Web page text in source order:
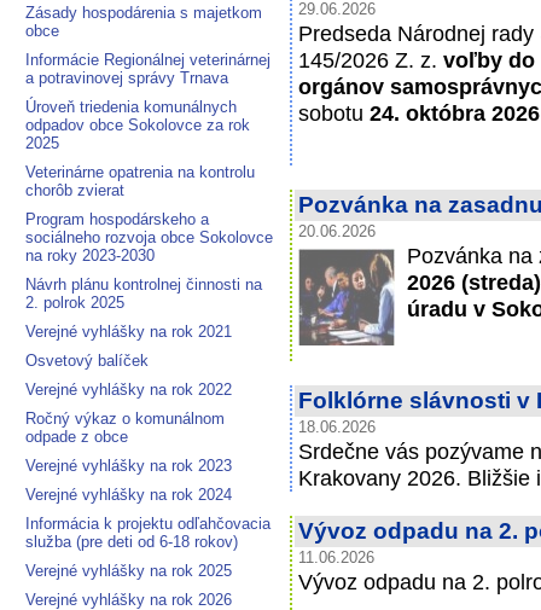
Zásady hospodárenia s majetkom
obce
Informácie Regionálnej veterinárnej
a potravinovej správy Trnava
Úroveň triedenia komunálnych
odpadov obce Sokolovce za rok
2025
Veterinárne opatrenia na kontrolu
chorôb zvierat
Program hospodárskeho a
sociálneho rozvoja obce Sokolovce
na roky 2023-2030
Návrh plánu kontrolnej činnosti na
2. polrok 2025
Verejné vyhlášky na rok 2021
Osvetový balíček
Verejné vyhlášky na rok 2022
Ročný výkaz o komunálnom
odpade z obce
Verejné vyhlášky na rok 2023
Verejné vyhlášky na rok 2024
Informácia k projektu odľahčovacia
služba (pre deti od 6-18 rokov)
Verejné vyhlášky na rok 2025
Verejné vyhlášky na rok 2026
29.06.2026
Predseda Národnej
145/2026 Z. z. voľby do
orgánov
sobotu 24. októbra 2026
Pozvánka na
20.06.2026
Pozvánka
2026
úradu v
Folklórne slávnosti v
18.06.2026
Srdečne vás pozývame
Krakovany 2026.
Vývoz odpadu na 2.
11.06.2026
Vývoz odpadu na 2.